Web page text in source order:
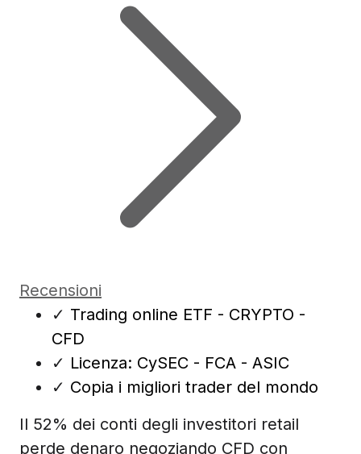
Recensioni
✓ Trading online ETF - CRYPTO -
CFD
✓ Licenza: CySEC - FCA - ASIC
✓ Copia i migliori trader del mondo
Il 52% dei conti degli investitori retail
perde denaro negoziando CFD con